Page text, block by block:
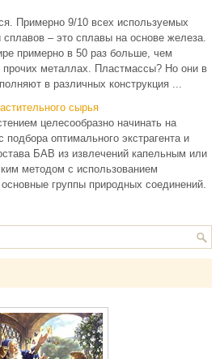
Примерно 9/10 всех используемых
– это сплавы на основе железа.
примерно в 50 раз больше, чем
металлах. Пластмассы? Но они в
в различных конструкция ...
сырья
целесообразно начинать на
оптимального экстрагента и
БАВ из извлечений капельным или
методом с использованием
группы природных соединений.